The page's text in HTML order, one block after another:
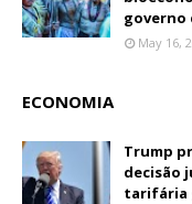
governo
May 16,
ECONOMIA
Trump
decisão
tarifária